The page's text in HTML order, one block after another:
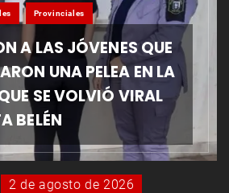
Provinciales
A LAS JÓVENES QUE
UNA PELEA EN LA
SE VOLVIÓ VIRAL
BELÉN
2 de agosto de 2026